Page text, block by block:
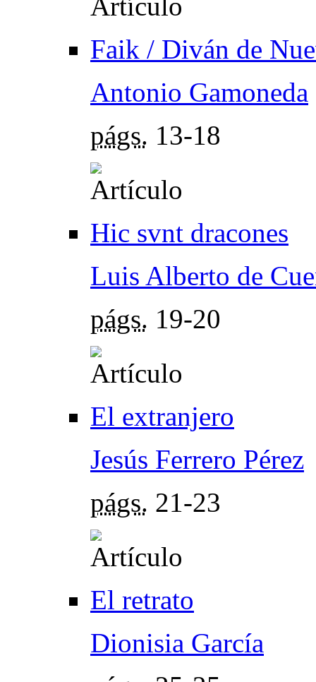
Faik / Diván de
Antonio Gamoneda
págs. 13-18
Hic svnt dracones
Luis Alberto de
págs. 19-20
El extranjero
Jesús Ferrero Pérez
págs. 21-23
El retrato
Dionisia García